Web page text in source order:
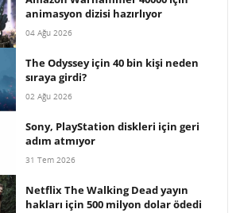
animasyon dizisi hazırlıyor
04 Ağu 2026
The Odyssey için 40 bin kişi neden
sıraya girdi?
02 Ağu 2026
Sony, PlayStation diskleri için geri
adım atmıyor
31 Tem 2026
Netflix The Walking Dead yayın
hakları için 500 milyon dolar ödedi